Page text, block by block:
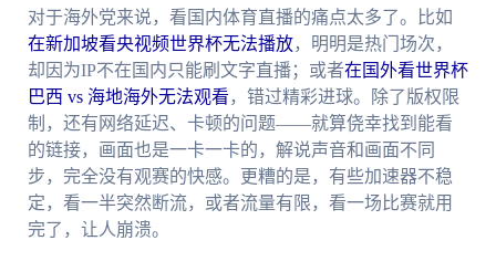
对于海外党来说，看国内体育直播的痛点太多了。比如
在新加坡看央视频世界杯无法播放，明明是热门场次，
却因为IP不在国内只能刷文字直播；或者在国外看世界杯
巴西 vs 海地海外无法观看 ，错过精彩进球。除了版权限
制，还有网络延迟、卡顿的问题——就算侥幸找到能看
的链接，画面也是一卡一卡的，解说声音和画面不同
步，完全没有观赛的快感。更糟的是，有些加速器不稳
定，看一半突然断流，或者流量有限，看一场比赛就用
完了，让人崩溃。